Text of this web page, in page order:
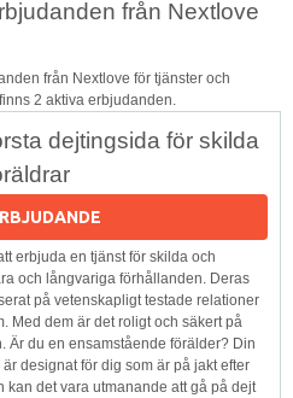
från Nextlove
från Nextlove för tjänster och
2 aktiva erbjudanden.
dejtingsida för skilda
erbjuda en tjänst för skilda och
och långvariga förhållanden. Deras
på vetenskapligt testade relationer
Med dem är det roligt och säkert på
Är du en ensamstående förälder? Din
designat för dig som är på jakt efter
kan det vara utmanande att gå på dejt